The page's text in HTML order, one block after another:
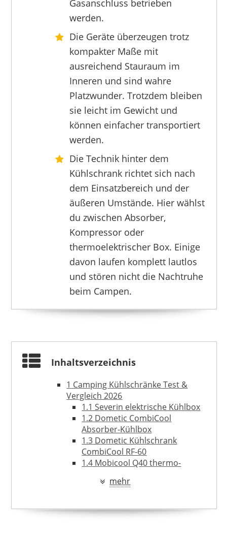
TZS FIRST AUSTRIA
139,95 € 109,95 €*
199,99 €*
Gasanschluss betrieben
werden.
Die Geräte überzeugen trotz
kompakter Maße mit
ausreichend Stauraum im
Inneren und sind wahre
Platzwunder. Trotzdem bleiben
sie leicht im Gewicht und
können einfacher transportiert
werden.
Die Technik hinter dem
Kühlschrank richtet sich nach
dem Einsatzbereich und der
äußeren Umstände. Hier wählst
du zwischen Absorber,
Kompressor oder
thermoelektrischer Box. Einige
davon laufen komplett lautlos
und stören nicht die Nachtruhe
beim Campen.
Inhaltsverzeichnis
1 Camping Kühlschränke Test &
Vergleich 2026
1.1 Severin elektrische Kühlbox
1.2 Dometic CombiCool
Absorber-Kühlbox
1.3 Dometic Kühlschrank
CombiCool RF-60
1.4 Mobicool Q40 thermo-
Ratgeber: Besonderheiten am
2.1Wie funktioniert ein Camping
mehr